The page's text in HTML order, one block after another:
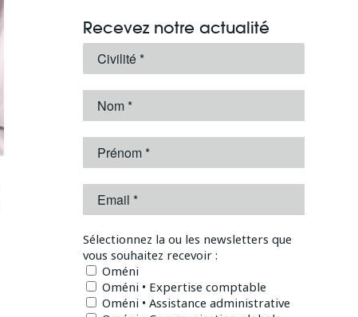
Recevez notre actualité
Sélectionnez la ou les newsletters que
vous souhaitez recevoir :
Oméni
Oméni • Expertise comptable
Oméni • Assistance administrative